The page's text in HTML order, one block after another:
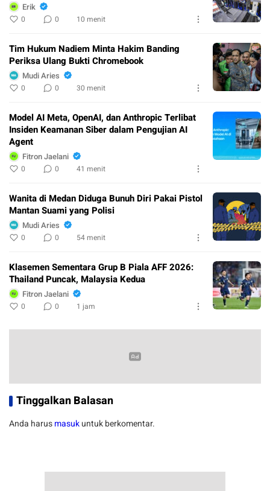
Erik
0 0 10 menit
Tim Hukum Nadiem Minta Hakim Banding
Periksa Ulang Bukti Chromebook
Mudi Aries
0 0 30 menit
Model AI Meta, OpenAI, dan Anthropic Terlibat
Insiden Keamanan Siber dalam Pengujian AI
Agent
Fitron Jaelani
0 0 41 menit
Wanita di Medan Diduga Bunuh Diri Pakai Pistol
Mantan Suami yang Polisi
Mudi Aries
0 0 54 menit
Klasemen Sementara Grup B Piala AFF 2026:
Thailand Puncak, Malaysia Kedua
Fitron Jaelani
0 0 1 jam
Tinggalkan Balasan
Anda harusmasukuntuk berkomentar.